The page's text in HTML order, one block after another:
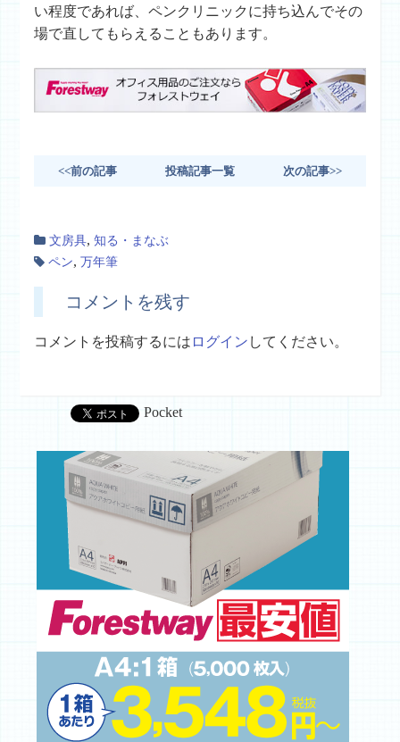
い程度であれば、ペンクリニックに持ち込んでその
場で直してもらえることもあります。
<<前の記事 投稿記事一覧 次の記事>>
文房具,知る・まなぶ
ペン,万年筆
コメントを残す
コメントを投稿するには ログイン してください。
Pocket